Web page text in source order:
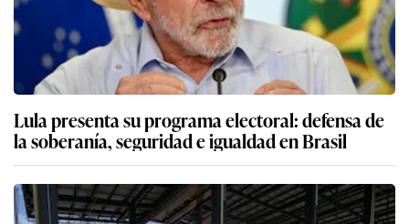
Lula presenta su programa electoral: defensa de
la soberanía, seguridad e igualdad en Brasil